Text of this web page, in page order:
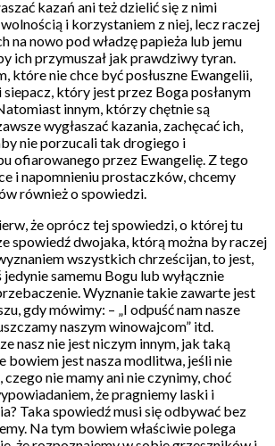
kazań ani też dzielić się z nimi
i korzystaniem z niej, lecz raczej
na nowo pod władzę papieża lub jemu
ich przymuszał jak prawdziwy tyran.
które nie chce być posłuszne Ewangelii,
który jest przez Boga posłanym
innym, którzy chętnie są
wygłaszać kazania, zachęcać ich,
nie porzucali tak drogiego i
ofiarowanego przez Ewangelię. Z tego
i napomnieniu prostaczków, chcemy
również o spowiedzi.
że oprócz tej spowiedzi, o której tu
spowiedź dwojaka, którą można by raczej
wszystkich chrześcijan, to jest,
samemu Bogu lub wyłącznie
Wyznanie takie zawarte jest
gdy mówimy: – „I odpuść nam nasze
naszym winowajcom” itd.
nasz nie jest niczym innym, jak taką
bowiem jest nasza modlitwa, jeśli nie
nie mamy ani nie czynimy, choć
że pragniemy laski i
Taka spowiedź musi się odbywać bez
Na tym bowiem właściwie polega